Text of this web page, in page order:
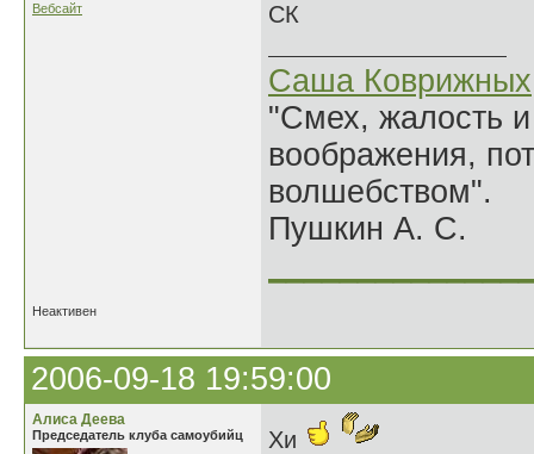
Вебсайт
СК
Саша Коврижных
"Смех, жалость
воображения,
волшебством".
Пушкин А. С.
Неактивен
2006-09-18 19:59:00
Алиса Деева
Председатель клуба самоубийц Хи